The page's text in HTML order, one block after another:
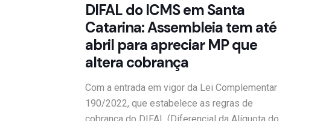
DIFAL do ICMS em Santa
Catarina: Assembleia tem até
abril para apreciar MP que
altera cobrança
Com a entrada em vigor da Lei Complementar
190/2022, que estabelece as regras de